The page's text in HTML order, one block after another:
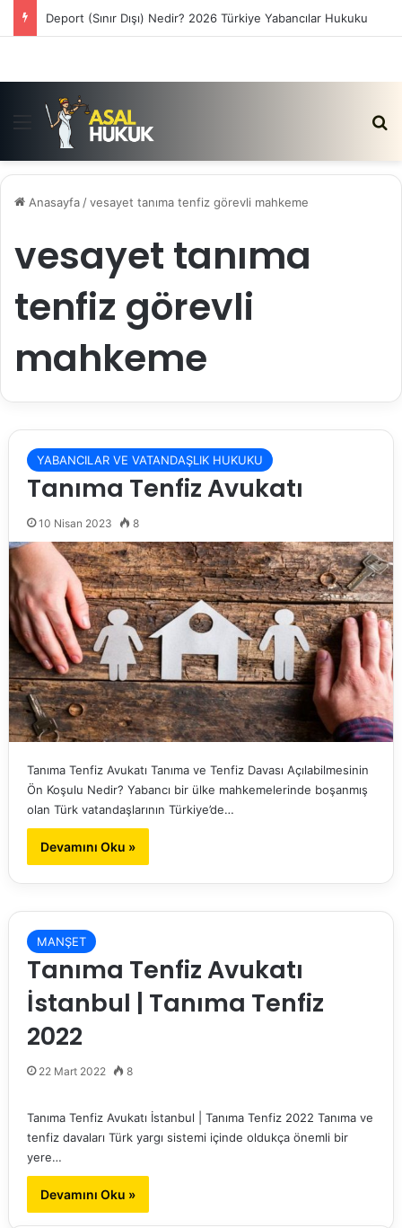
Deport (Sınır Dışı) Nedir? 2026 Türkiye Yabancılar Hukuku
Menü
Anasayfa /vesayet tanıma tenfiz görevli mahkeme
vesayet tanıma
tenfiz görevli
mahkeme
YABANCILAR VE VATANDAŞLIK HUKUKU
Tanıma Tenfiz Avukatı
10 Nisan 2023 8
Tanıma Tenfiz Avukatı Tanıma ve Tenfiz Davası Açılabilmesinin
Ön Koşulu Nedir? Yabancı bir ülke mahkemelerinde boşanmış
olan Türk vatandaşlarının Türkiye’de…
Devamını Oku »
MANŞET
Tanıma Tenfiz Avukatı
İstanbul | Tanıma Tenfiz
2022
22 Mart 2022 8
Tanıma Tenfiz Avukatı İstanbul | Tanıma Tenfiz 2022 Tanıma ve
tenfiz davaları Türk yargı sistemi içinde oldukça önemli bir
yere…
Devamını Oku »